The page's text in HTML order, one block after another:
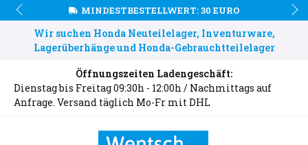
MINDESTBESTELLWERT: 30 EURO
Wir suchen Honda Neuteilelager, Inventurware,
Lagerüberhänge und Honda-Gebrauchtteilelager
Öffnungszeiten Ladengeschäft:
Dienstag bis Freitag 09:30h - 12:00h / Nachmittags auf
Anfrage. Versand täglich Mo-Fr mit DHL